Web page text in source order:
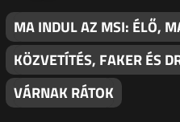
MA INDUL AZ MSI: ÉLŐ,
KÖZVETÍTÉS, FAKER ÉS
VÁRNAK RÁTOK